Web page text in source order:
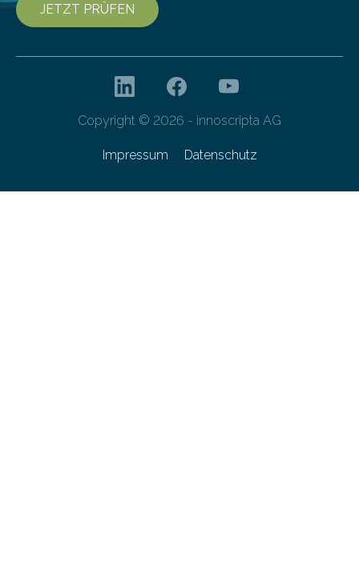
JETZT PRÜFEN
Copyright © 2026 - innoscripta AG
Impressum Datenschutz